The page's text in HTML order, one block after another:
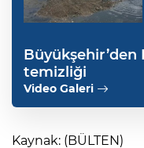
temizliği
Video Galeri
Kaynak: (BÜLTEN)